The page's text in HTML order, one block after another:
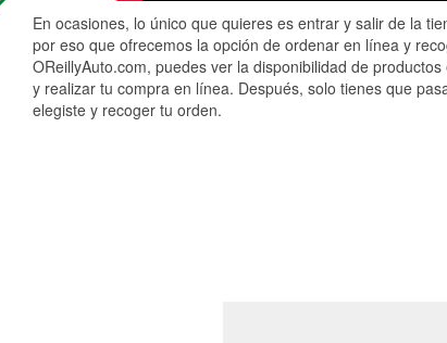
were so helpful in getting me taken
care of. It's ...Read More
and seriously
hundr... Read
En ocasiones, lo único que quieres es entrar y salir de la
por eso que ofrecemos la opción de ordenar en línea y
OReillyAuto.com, puedes ver la disponibilidad de
y realizar tu compra en línea. Después, solo tienes que
elegiste y recoger tu orden.